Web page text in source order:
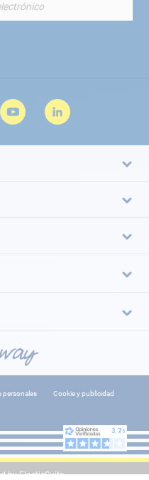
personales
Cookie y publicidad
byElasticSuite